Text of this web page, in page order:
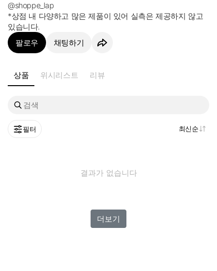
@shoppe_lap
*상점 내 다양하고 많은 제품이 있어 실측은 제공하지 않고
있습니다.
팔로우
채팅하기
상품 위시리스트 리뷰
필터 최신순
결과가 없습니다
더보기